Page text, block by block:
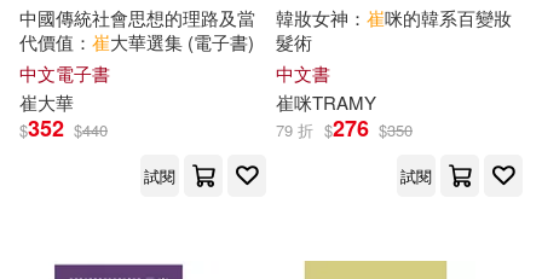
鬼頭莫宏(6) （韓）崔惠英(6)
（韓）金智亨(6)
（韓）金智亨等(6)
西北工業大學出版社(17)
陝西師範大學出版社(17)
上海古籍出版社(16)
上海教育出版社(16)
中國傳統社會思想的理路及當
代價值： 崔大華選集 (電子書)
中文電子書
崔大華
$352 $440
試閱
韓妝女神： 崔咪的韓系百變妝
髮術
中文書
崔咪TRAMY
79 折 $276 $350
試閱